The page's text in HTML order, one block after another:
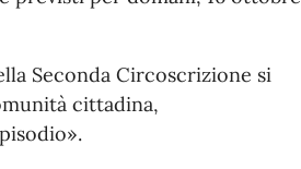
Seconda Circoscrizione si
cittadina,